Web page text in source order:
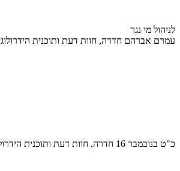
לניהול מי נגר
עמרם אברהם חדרה, חוות דעת ותוכנית
כ"ט בנובמבר 16 חדרה, חוות דעת ותוכנית הידרולוגית לניהול מי נגר